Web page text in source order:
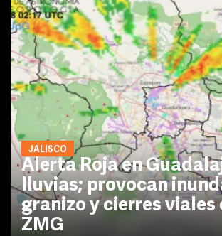
JALISCO
Alerta Roja en
lluvias; provocan
granizo y cierres viales
ZMG